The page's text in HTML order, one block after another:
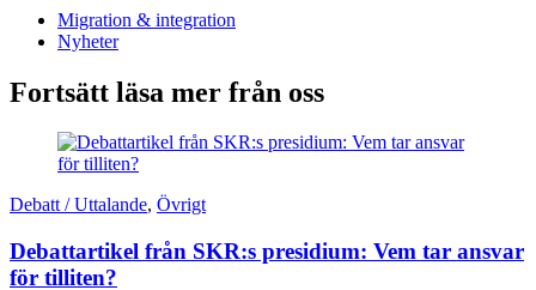
Migration & integration
Nyheter
Fortsätt läsa mer från oss
Debatt / Uttalande, Övrigt
Debattartikel från SKR:s presidium: Vem tar ansvar
för tilliten?